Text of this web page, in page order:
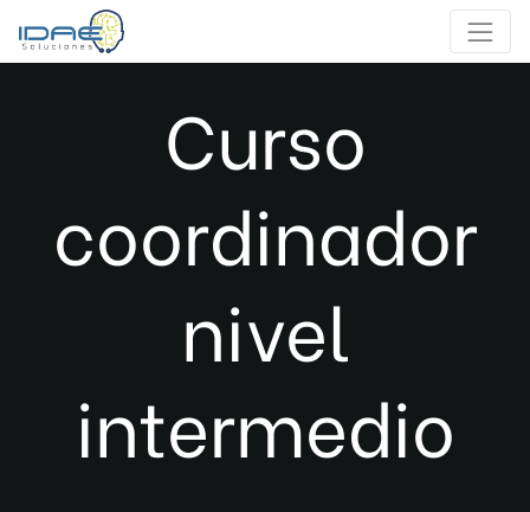
Curso
coordinador
nivel
intermedio